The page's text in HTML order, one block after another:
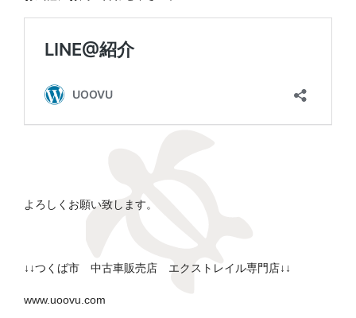
よろしくお願い致します。
↓↓つくば市 中古車販売店 エクストレイル専門店↓↓
www.uoovu.com